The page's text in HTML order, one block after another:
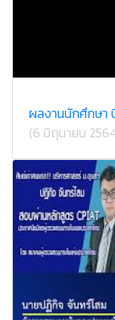
ผลงานนักศึกษา
(6 มิถุนายน